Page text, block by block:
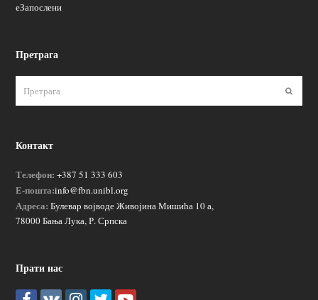
еЗапослени
Претрага
Контакт
Телефон: +387 51 333 603
Е-пошта:info@fbn.unibl.org
Адреса: Булевар војводе Живојина Мишића 10 а,
78000 Бања Лука, Р. Српска
Прати нас